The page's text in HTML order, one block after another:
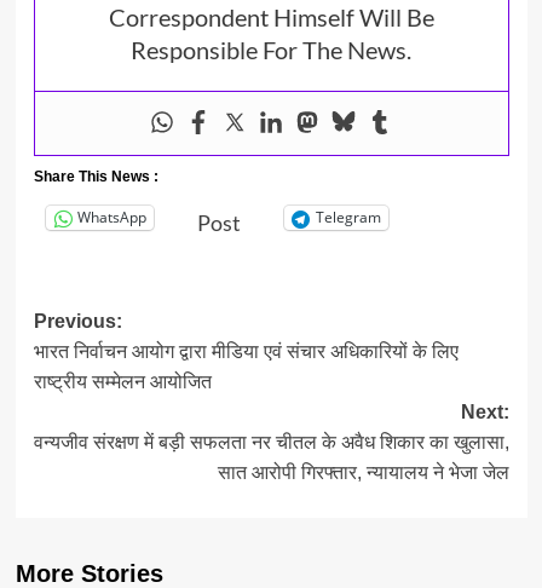
Correspondent Himself Will Be
Responsible For The News.
Share This News :
WhatsApp Post Telegram
Post
navigation
Previous:
भारत निर्वाचन आयोग द्वारा मीडिया एवं संचार अधिकारियों के लिए
राष्ट्रीय सम्मेलन आयोजित
Next:
वन्यजीव संरक्षण में बड़ी सफलता नर चीतल के अवैध शिकार का खुलासा,
सात आरोपी गिरफ्तार, न्यायालय ने भेजा जेल
More Stories